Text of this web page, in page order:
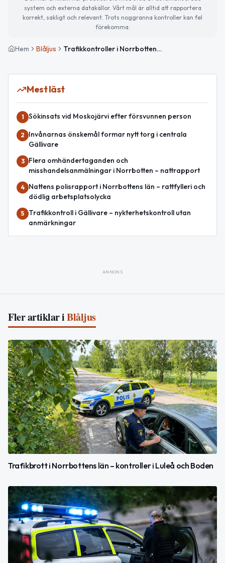
system och externa datakällor. Vårt mål är alltid att rapportera
korrekt, sakligt och relevant. Trots noggranna kontroller kan fel
förekomma.
Hem Blåljus Trafikkontroller i Norrbottens län – två förare bötfällda
Mest läst
1 Sökinsats vid Moskojärvi efter försvunnen person
2
Invånarnas önskemål formar nytt torg i centrala
Gällivare
3
Flera omhändertaganden och
misshandelsanmälningar i Norrbotten – nattrapport
4
Nattens polisrapport i Norrbottens län – rattfylleri och
dödlig arbetsplatsolycka
5
Trafikkontroll i Gällivare – nykterhetskontroll utan
anmärkningar
ANNONS
Fler artiklar iBlåljus
Trafikbrott i Norrbottens län – kontroller i Luleå och Boden